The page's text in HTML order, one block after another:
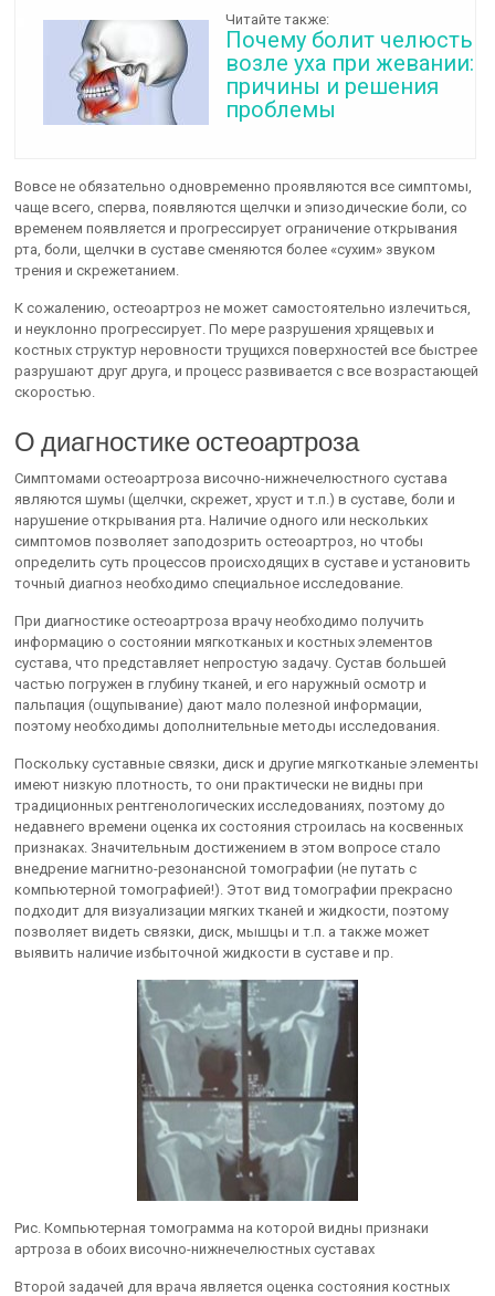
Читайте также:
Почему болит челюсть
возле уха при жевании:
причины и решения
проблемы
Вовсе не обязательно одновременно проявляются все симптомы,
чаще всего, сперва, появляются щелчки и эпизодические боли, со
временем появляется и прогрессирует ограничение открывания
рта, боли, щелчки в суставе сменяются более «сухим» звуком
трения и скрежетанием.
К сожалению, остеоартроз не может самостоятельно излечиться,
и неуклонно прогрессирует. По мере разрушения хрящевых и
костных структур неровности трущихся поверхностей все быстрее
разрушают друг друга, и процесс развивается с все возрастающей
скоростью.
О диагностике остеоартроза
Симптомами остеоартроза височно-нижнечелюстного сустава
являются шумы (щелчки, скрежет, хруст и т.п.) в суставе, боли и
нарушение открывания рта. Наличие одного или нескольких
симптомов позволяет заподозрить остеоартроз, но чтобы
определить суть процессов происходящих в суставе и установить
точный диагноз необходимо специальное исследование.
При диагностике остеоартроза врачу необходимо получить
информацию о состоянии мягкотканых и костных элементов
сустава, что представляет непростую задачу. Сустав большей
частью погружен в глубину тканей, и его наружный осмотр и
пальпация (ощупывание) дают мало полезной информации,
поэтому необходимы дополнительные методы исследования.
Поскольку суставные связки, диск и другие мягкотканые элементы
имеют низкую плотность, то они практически не видны при
традиционных рентгенологических исследованиях, поэтому до
недавнего времени оценка их состояния строилась на косвенных
признаках. Значительным достижением в этом вопросе стало
внедрение магнитно-резонансной томографии (не путать с
компьютерной томографией!). Этот вид томографии прекрасно
подходит для визуализации мягких тканей и жидкости, поэтому
позволяет видеть связки, диск, мышцы и т.п. а также может
выявить наличие избыточной жидкости в суставе и пр.
Рис. Компьютерная томограмма на которой видны признаки
артроза в обоих височно-нижнечелюстных суставах
Второй задачей для врача является оценка состояния костных